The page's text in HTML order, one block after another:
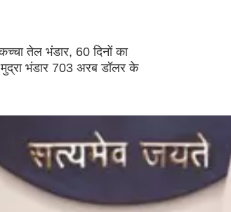
तेल भंडार, 60 दिनों का
भंडार 703 अरब डॉलर के